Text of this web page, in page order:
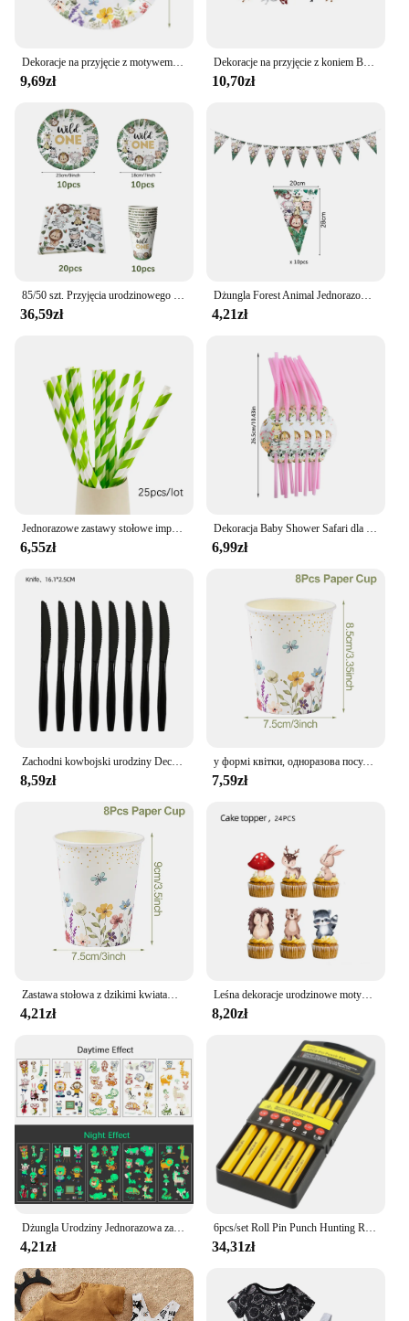
with your commitment to sustainability without
compromising on style or quality.
Dekoracje na przyjęcie z motywem dzikich kwiatów Jednorazowa zastawa stołowa Dzikie kwiaty Talerze do jadalni Kubki Zestaw serwetek Ślub Urodziny Party Supplies
9,69zł
Dekoracje na przyjęcie z koniem Banery urodzinowe z koniem Papierowe talerze Kubki Serwetki Happy Birthday Cake Toppers Horse Party Supplies
10,70zł
85/50 szt. Przyjęcia urodzinowego zwierząt w dżungli zestaw jednorazowe zastawy stołowe Safari w dżungli akcesoria na imprezę tematyczną dzikie papierowe talerze i kubki
36,59zł
Dżungla Forest Animal Jednorazowa zastawa stołowa na przyjęcie Dzikie dekoracje na przyjęcie urodzinowe Dzieci Baby Shower Safari Las Materiały na przyjęcie
4,21zł
6,55zł 6,99zł
8,59zł
у формі квітки, одноразова посуда для вечеринки, обеденные тарелки с дикими цветами, чашки, набор салфеток, принадлежности для свадьбы, дня рождения
7,59zł
4,21zł
Leśna dekoracje urodzinowe motywu leśnego dzika impreza dostarcza balony na brzuszkowe na obrus z talerze papierowe zwierząt
8,20zł
4,21zł 34,31zł